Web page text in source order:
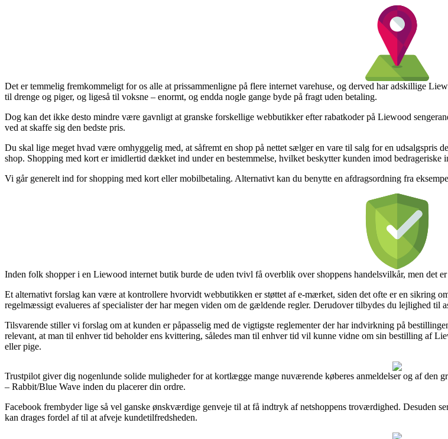
Det er temmelig fremkommeligt for os alle at prissammenligne på flere internet varehuse, og derved har adskillige
til drenge og piger, og ligeså til voksne – enormt, og endda nogle gange byde på fragt uden betaling.
Dog kan det ikke desto mindre være gavnligt at granske forskellige webbutikker efter rabatkoder på Liewood
ved at skaffe sig den bedste pris.
Du skal lige meget hvad være omhyggelig med, at såfremt en shop på nettet sælger en vare til salg for en udsalgspris
shop. Shopping med kort er imidlertid dækket ind under en bestemmelse, hvilket beskytter kunden imod bedrageriske
Vi går generelt ind for shopping med kort eller mobilbetaling. Alternativt kan du benytte en afdragsordning fra
Inden folk shopper i en Liewood internet butik burde de uden tvivl få overblik over shoppens handelsvilkår, men det
Et alternativt forslag kan være at kontrollere hvorvidt webbutikken er støttet af e-mærket, siden det ofte er en sikring
regelmæssigt evalueres af specialister der har megen viden om de gældende regler. Derudover tilbydes du lejlighed til
Tilsvarende stiller vi forslag om at kunden er påpasselig med de vigtigste reglementer der har indvirkning på
relevant, at man til enhver tid beholder ens kvittering, således man til enhver tid vil kunne vidne om sin bestilling af
eller pige.
Trustpilot giver dig nogenlunde solide muligheder for at kortlægge mange nuværende køberes anmeldelser og af den
– Rabbit/Blue Wave inden du placerer din ordre.
Facebook frembyder lige så vel ganske ønskværdige genveje til at få indtryk af netshoppens troværdighed. Desuden
kan drages fordel af til at afveje kundetilfredsheden.